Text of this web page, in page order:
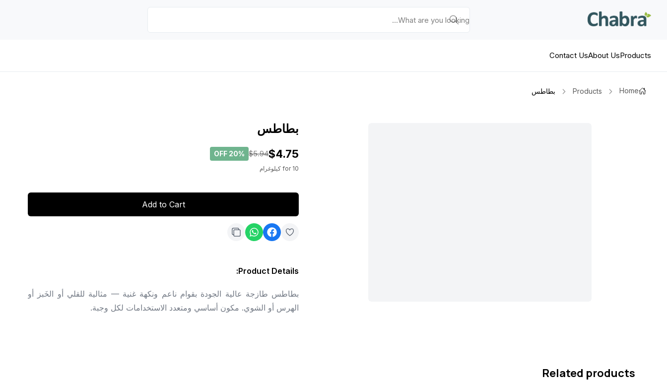
Products
About Us
Contact Us
Home
Products بطاطس
بطاطس
$4.75
$5.94
20%
OFF
for 10 كيلوغرام
Add to Cart
Product Details
:
بطاطس طازجة عالية الجودة بقوام ناعم ونكهة غنية — مثالية للقلي أو الخَبز أو
الهرس أو الشوي. مكون أساسي ومتعدد الاستخدامات لكل وجبة.
Related products